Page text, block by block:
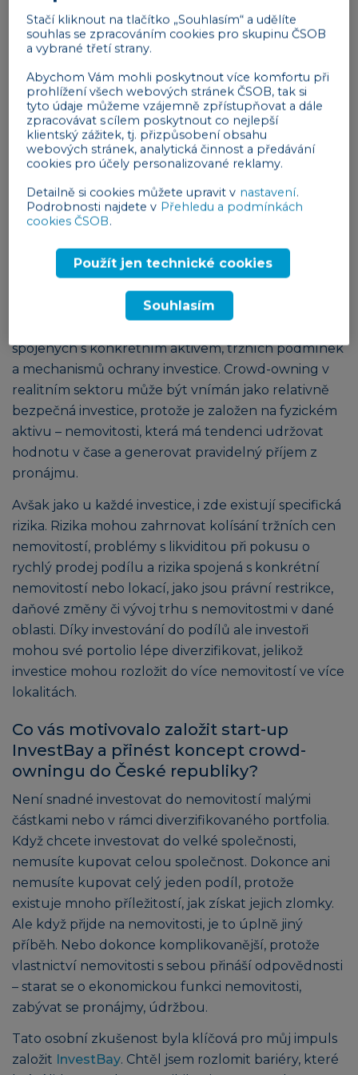
proporcionálně k velikosti své investice. Crowd-
owning tak demokratizuje přístup k investování do
Reklama
srovnání s jinými investičními
produkty?
Bezpečnost jakékoli formy investování se liší v
spojených s konkrétním aktivem, tržních podmínek
a mechanismů ochrany investice. Crowd-owning v
realitním sektoru může být vnímán jako relativně
bezpečná investice, protože je založen na fyzickém
aktivu – nemovitosti, která má tendenci udržovat
hodnotu v čase a generovat pravidelný příjem z
pronájmu.
Avšak jako u každé investice, i zde existují specifická
rizika. Rizika mohou zahrnovat kolísání tržních cen
nemovitostí, problémy s likviditou při pokusu o
rychlý prodej podílu a rizika spojená s konkrétní
nemovitostí nebo lokací, jako jsou právní restrikce,
daňové změny či vývoj trhu s nemovitostmi v dané
oblasti. Díky investování do podílů ale investoři
mohou své portolio lépe diverzifikovat, jelikož
investice mohou rozložit do více nemovitostí ve více
lokalitách.
Co vás motivovalo založit start-up
InvestBay a přinést koncept crowd-
owningu do České republiky?
Není snadné investovat do nemovitostí malými
částkami nebo v rámci diverzifikovaného portfolia.
Když chcete investovat do velké společnosti,
nemusíte kupovat celou společnost. Dokonce ani
nemusíte kupovat celý jeden podíl, protože
existuje mnoho příležitostí, jak získat jejich zlomky.
Ale když přijde na nemovitosti, je to úplně jiný
příběh. Nebo dokonce komplikovanější, protože
vlastnictví nemovitosti s sebou přináší odpovědnosti
– starat se o ekonomickou funkci nemovitosti,
zabývat se pronájmy, údržbou.
Tato osobní zkušenost byla klíčová pro můj impuls
založit InvestBay. Chtěl jsem rozlomit bariéry, které
Stačí kliknout na tlačítko „Souhlasím“ a udělíte
souhlas se zpracováním cookies pro skupinu ČSOB
a vybrané třetí strany.
Abychom Vám mohli poskytnout více komfortu při
prohlížení všech webových stránek ČSOB, tak si
tyto údaje můžeme vzájemně zpřístupňovat a dále
zpracovávat s cílem poskytnout co nejlepší
klientský zážitek, tj. přizpůsobení obsahu
webových stránek, analytická činnost a předávání
cookies pro účely personalizované reklamy.
Detailně si cookies můžete upravit v nastavení.
Podrobnosti najdete v Přehledu a podmínkách
cookies ČSOB.
Použít jen technické cookies
Souhlasím